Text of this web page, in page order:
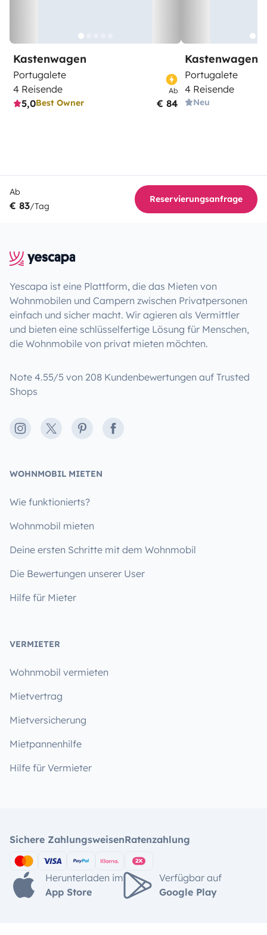
Kastenwagen
Portugalete
4 Reisende
5,0Best Owner
Ab
€ 84
Kastenwagen
Portugalete
4 Reisende
Neu
Ab
€ 83/Tag
Reservierungsanfrage
Yescapa ist eine Plattform, die das Mieten von
Wohnmobilen und Campern zwischen Privatpersonen
einfach und sicher macht. Wir agieren als Vermittler
und bieten eine schlüsselfertige Lösung für Menschen,
die Wohnmobile von privat mieten möchten.
Note 4.55/5 von 208 Kundenbewertungen auf Trusted
Shops
Instagram
X PinterestFacebook
WOHNMOBIL MIETEN
Wie funktionierts?
Wohnmobil mieten
Deine ersten Schritte mit dem Wohnmobil
Die Bewertungen unserer User
Hilfe für Mieter
VERMIETER
Wohnmobil vermieten
Mietvertrag
Mietversicherung
Mietpannenhilfe
Hilfe für Vermieter
Sichere ZahlungsweisenRatenzahlung
Herunterladen im
App Store
Verfügbar auf
Google Play